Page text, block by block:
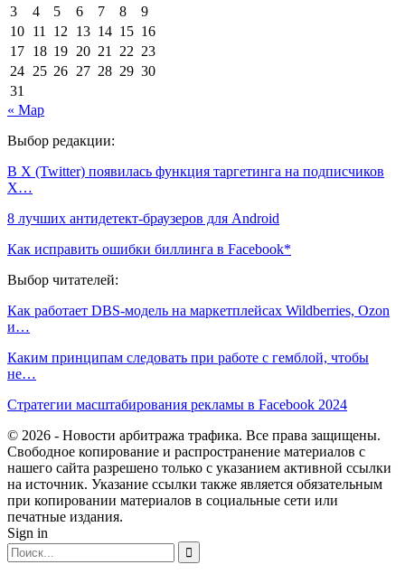
3
4 5 6 7 8
9
10 11 12 13 14 15 16
17 18 19 20 21 22 23
24 25 26 27 28 29 30
31
« Мар
Выбор редакции:
В X (Twitter) появилась функция таргетинга на подписчиков
X…
8 лучших антидетект-браузеров для Android
Как исправить ошибки биллинга в Facebook*
Выбор читателей:
Как работает DBS-модель на маркетплейсах Wildberries, Ozon
и…
Каким принципам следовать при работе с гемблой, чтобы
не…
Стратегии масштабирования рекламы в Facebook 2024
© 2026 - Новости арбитража трафика. Все права защищены.
Свободное копирование и распространение материалов с
нашего сайта разрешено только с указанием активной ссылки
на источник. Указание ссылки также является обязательным
при копировании материалов в социальные сети или
печатные издания.
Sign in